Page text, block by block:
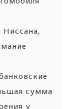
сумма
у